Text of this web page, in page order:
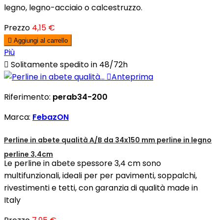
legno, legno-acciaio o calcestruzzo.
Prezzo 4,15 €
 Aggiungi al carrello
Più
 Solitamente spedito in 48/72h
Anteprima
Riferimento: perab34-200
Marca: FebazON
Perline in abete qualità A/B da 34x150 mm perline in legno
perline 3,4cm
Le perline in abete spessore 3,4 cm sono
multifunzionali, ideali per per pavimenti, soppalchi,
rivestimenti e tetti, con garanzia di qualità made in
Italy